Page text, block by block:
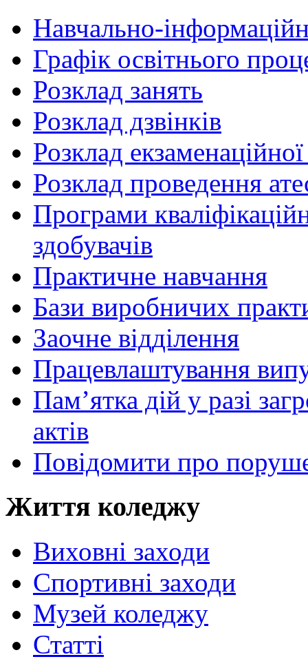
Навчально-
Графік освітнього
Розклад занять
Розклад дзвінків
Розклад екзаменаційної
Розклад проведення
Програми
здобувачів
Практичне навчання
Бази виробничих
Заочне відділення
Працевлаштування
Пам’ятка дій у разі
актів
Повідомити про
Життя коледжу
Виховні заходи
Спортивні заходи
Музей коледжу
Статті